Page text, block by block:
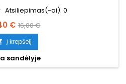
Atsiliepimas(-ai): 0
€ Bazinė
kaina
16,00 €
Į krepšelį
sandėlyje